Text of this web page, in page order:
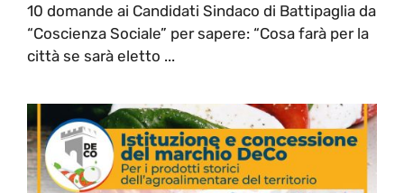
10 domande ai Candidati Sindaco di Battipaglia da
“Coscienza Sociale” per sapere: “Cosa farà per la
città se sarà eletto ...